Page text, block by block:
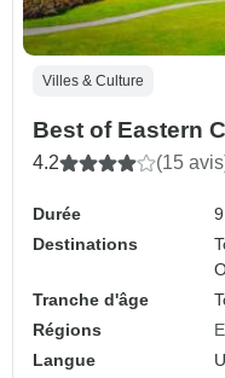
Villes & Culture
Best of Eastern
4.2 (15
Durée
Destinations
Tranche d'âge
Régions
Langue